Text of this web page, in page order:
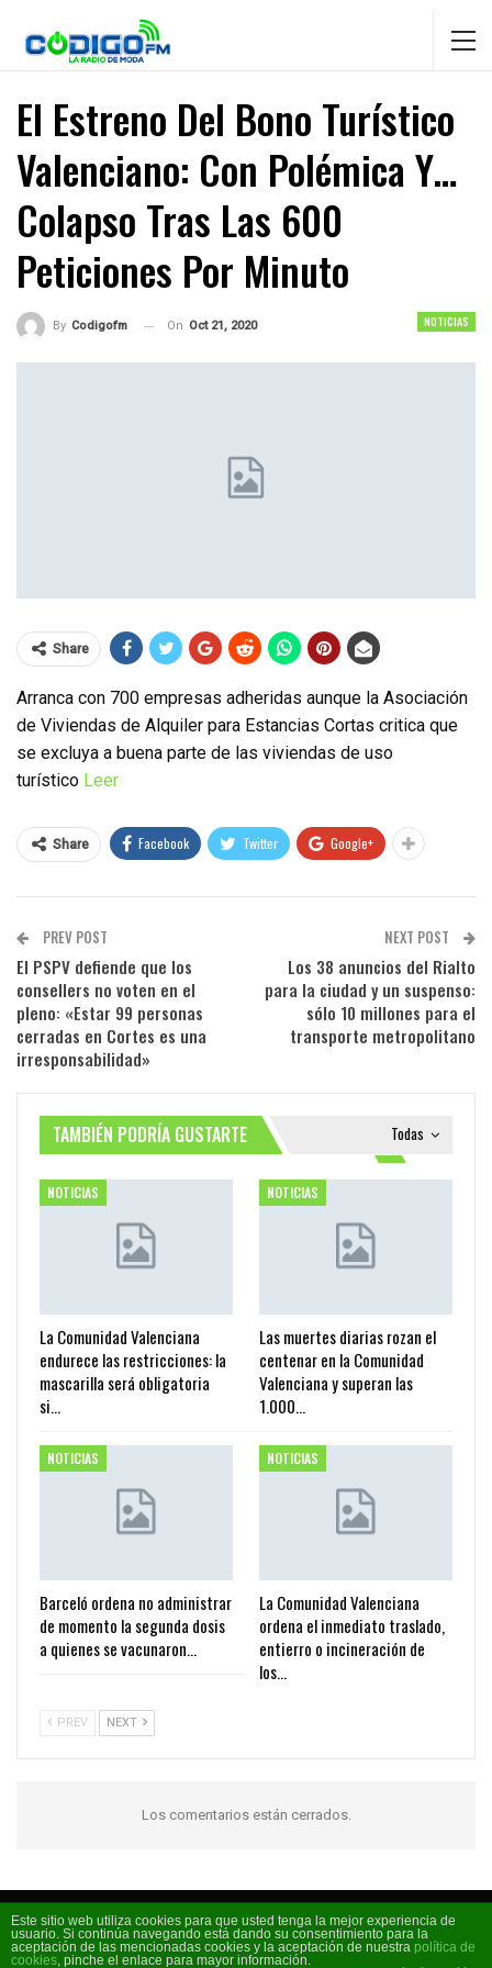
El Estreno Del Bono Turístico
Valenciano: Con Polémica Y…
Colapso Tras Las 600
Peticiones Por Minuto
NOTICIAS
By Codigofm On Oct 21, 2020
Share
Arranca con 700 empresas adheridas aunque la Asociación
de Viviendas de Alquiler para Estancias Cortas critica que
se excluya a buena parte de las viviendas de uso
turístico Leer
Share Facebook Twitter Google+
PREV POST
El PSPV defiende que los
consellers no voten en el
pleno: «Estar 99 personas
cerradas en Cortes es una
irresponsabilidad»
NEXT POST
Los 38 anuncios del Rialto
para la ciudad y un suspenso:
sólo 10 millones para el
transporte metropolitano
Todas
TAMBIÉN PODRÍA GUSTARTE
NOTICIAS
La Comunidad Valenciana
endurece las restricciones: la
mascarilla será obligatoria
si…
NOTICIAS
Las muertes diarias rozan el
centenar en la Comunidad
Valenciana y superan las
1.000…
NOTICIAS
Barceló ordena no administrar
de momento la segunda dosis
a quienes se vacunaron…
NOTICIAS
La Comunidad Valenciana
ordena el inmediato traslado,
entierro o incineración de
los…
PREV NEXT
Los comentarios están cerrados.
Código FM 2026 - La radio de moda
Este sitio web utiliza cookies para que usted tenga la mejor experiencia de
usuario. Si continúa navegando está dando su consentimiento para la
aceptación de las mencionadas cookies y la aceptación de nuestra política de
cookies, pinche el enlace para mayor información.